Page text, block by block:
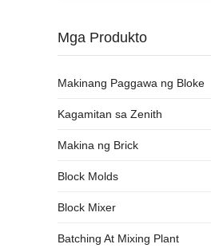
Mga Produkto
Makinang Paggawa ng Bloke
Kagamitan sa Zenith
Makina ng Brick
Block Molds
Block Mixer
Batching At Mixing Plant